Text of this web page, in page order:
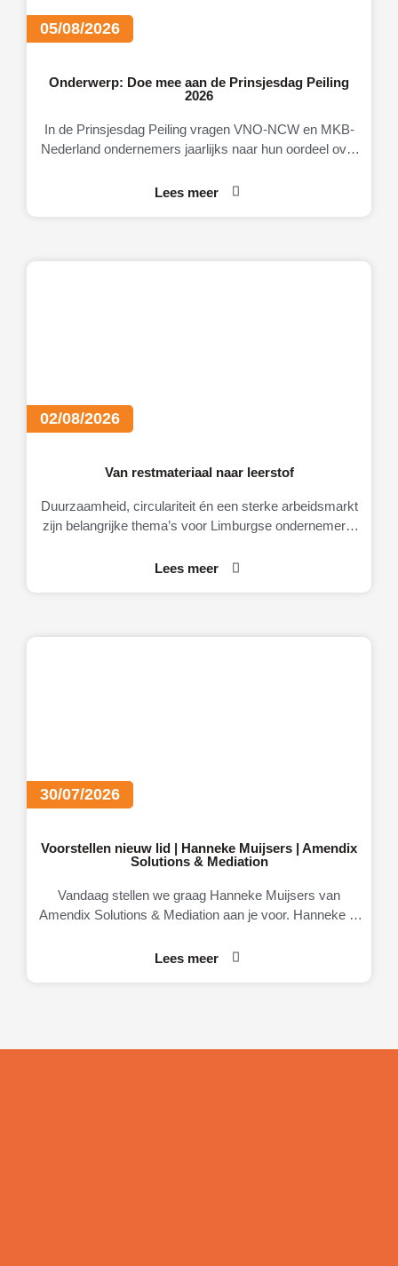
05/08/2026
Onderwerp: Doe mee aan de Prinsjesdag Peiling
2026
In de Prinsjesdag Peiling vragen VNO-NCW en MKB-
Nederland ondernemers jaarlijks naar hun oordeel over
Lees meer
02/08/2026
Van restmateriaal naar leerstof
Duurzaamheid, circulariteit én een sterke arbeidsmarkt
zijn belangrijke thema’s voor Limburgse ondernemers.
onder de aandacht.
Lees meer
30/07/2026
Voorstellen nieuw lid | Hanneke Muijsers | Amendix
Solutions & Mediation
Vandaag stellen we graag Hanneke Muijsers van
Amendix Solutions & Mediation aan je voor. Hanneke is
Lees meer